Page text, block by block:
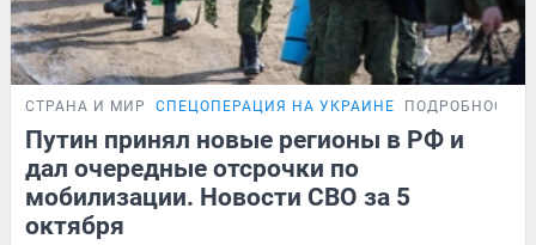
СТРАНА И МИР СПЕЦОПЕРАЦИЯ НА УКРАИНЕ ПОДРОБНОСТИ
Путин принял новые регионы в РФ и
дал очередные отсрочки по
мобилизации. Новости СВО за 5
октября